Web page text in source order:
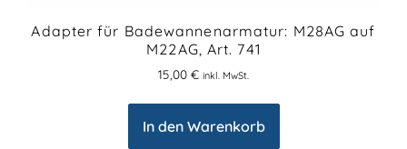
Adapter für Badewannenarmatur: M28AG auf
M22AG, Art. 741
15,00 € inkl. MwSt.
In den Warenkorb